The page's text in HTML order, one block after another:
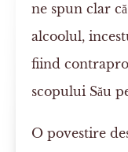
ne spun clar
alcoolul,
fiind
scopului Său
O povestire